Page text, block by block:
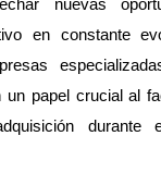
nuevas
en constante
un papel crucial al
durante